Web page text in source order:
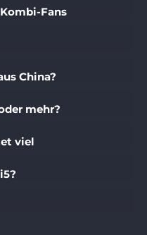
Fans
China?
mehr?
viel